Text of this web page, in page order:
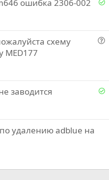
с
е
н
ошибка 2306-002
В
о
с
схему
MED177
Р
е
заводится
удалению adblue на